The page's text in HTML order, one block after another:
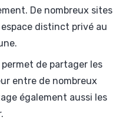
De nombreux sites
distinct privé au
de partager les
entre de nombreux
également aussi les